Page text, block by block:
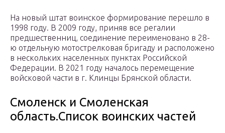
На новый штат воинское формирование перешло в
1998 году. В 2009 году, приняв все регалии
предшественниц, соединение переименовано в 28-
ю отдельную мотострелковая бригаду и расположено
в нескольких населенных пунктах Российской
Федерации. В 2021 году началось перемещение
войсковой части в г. Клинцы Брянской области.
Смоленск и Смоленская
область.Список воинских частей